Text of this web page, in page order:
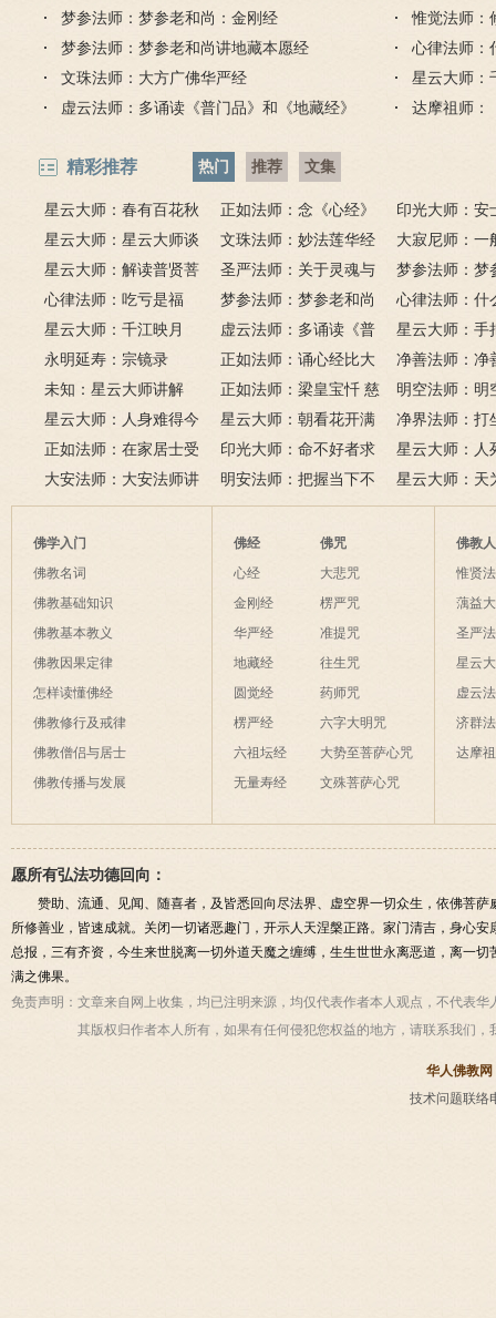
品全文）
梦参法师：梦参老和尚：金刚经
惟觉法师：
梦参法师：梦参老和尚讲地藏本愿经
心律法师：
文珠法师：大方广佛华严经
星云大师：
虚云法师：多诵读《普门品》和《地藏经》
达摩祖师：
精彩推荐 热门 推荐 文集
星云大师：春有百花秋
有月，夏有凉风冬有雪；
若无闲事挂心头，便是人
间好时节。
正如法师：念《心经》
比《大悲咒》更好吗？
印光大师：安
话解
星云大师：星云大师谈
《心经》
文珠法师：妙法莲华经
大寂尼师：一
里可以读诵《
吗？
星云大师：解读普贤菩
萨十大愿王（附普贤行愿
品全文）
圣严法师：关于灵魂与
鬼的终极真相
梦参法师：梦
尚：金刚经
心律法师：吃亏是福
梦参法师：梦参老和尚
讲地藏本愿经
心律法师：什
有缘？
星云大师：千江映月
虚云法师：多诵读《普
门品》和《地藏经》
星云大师：手
满田，低头便
六根清净方为
来是向前。
永明延寿：宗镜录
正如法师：诵心经比大
悲咒功德大吗
净善法师：净
看风水与算命
运？
未知：星云大师讲解
正如法师：梁皇宝忏 慈
悲道场
明空法师：明
《心经》中的
星云大师：人身难得今
已得，佛法难闻今已闻；
此身不向今生度，更向何
生度此身？
星云大师：朝看花开满
树红，暮看花落树还空；
若将花比人间事，花与人
间事一同。
净界法师：打
该怎么念佛？
正如法师：在家居士受
五戒可以搭缦衣吗？
印光大师：命不好者求
美好姻缘，有个简单方
法
星云大师：人
是怎样的？
大安法师：大安法师讲
解
明安法师：把握当下不
后悔
星云大师：天
为毡，日月星
夜间不敢长伸
破海底天。
佛学入门
佛教名词
佛教基础知识
佛教基本教义
佛教因果定律
怎样读懂佛经
佛教修行及戒律
佛教僧侣与居士
佛教传播与发展
佛经
心经
金刚经
华严经
地藏经
圆觉经
楞严经
六祖坛经
无量寿经
佛咒
大悲咒
楞严咒
准提咒
往生咒
药师咒
六字大明咒
大势至菩萨心咒
文殊菩萨心咒
佛教
惟贤
蕅益
圣严
星云
虚云
济群
达摩
愿所有弘法功德回向：
赞助、流通、见闻、随喜者，及皆悉回向尽法界、虚空界一切众生，依佛菩
所修善业，皆速成就。关闭一切诸恶趣门，开示人天涅槃正路。家门清吉，身心
总报，三有齐资，今生来世脱离一切外道天魔之缠缚，生生世世永离恶道，离一
满之佛果。
免责声明： 文章来自网上收集，均已注明来源，均仅代表作者本人观点，不代表
其版权归作者本人所有，如果有任何侵犯您权益的地方，请联系我们，
华人佛教网
技术问题联络